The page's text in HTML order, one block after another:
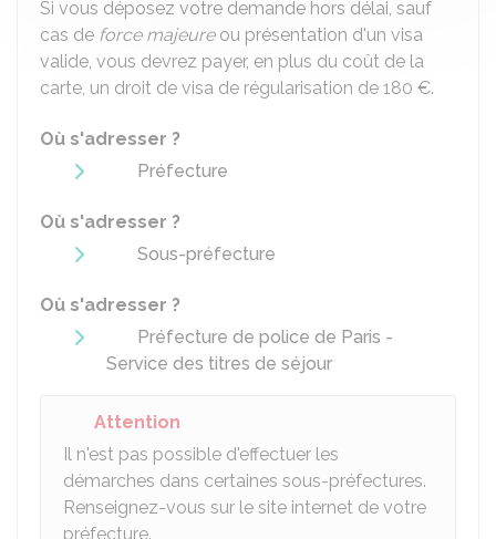
Si vous déposez votre demande hors délai, sauf
cas de force majeureou présentation d'un visa
valide, vous devrez payer, en plus du coût de la
carte, un droit de visa de régularisation de 180 €.
Où s'adresser ?
Préfecture
Où s'adresser ?
Sous-préfecture
Où s'adresser ?
Préfecture de police de Paris -
Service des titres de séjour
Attention
Il n'est pas possible d'effectuer les
démarches dans certaines sous-préfectures.
Renseignez-vous sur le site internet de votre
préfecture.